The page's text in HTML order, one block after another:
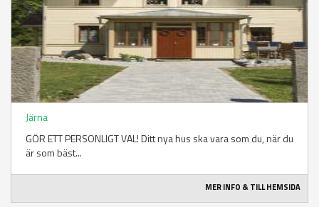
Järna
GÖR ETT PERSONLIGT VAL! Ditt nya hus ska vara som du, när du
är som bäst...
MER INFO & TILL HEMSIDA